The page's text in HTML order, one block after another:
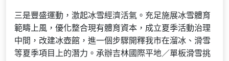
三是豐盛運動，激起冰雪經濟活氣。充足施展冰雪體育
範疇上風，優化整合現有體育資本，成立夏季活動治理
中間，改建冰壺館，進一個步驟開釋我市在溜冰、滑雪
等夏季項目上的潛力。承辦吉林國際平地／單板滑雪挑